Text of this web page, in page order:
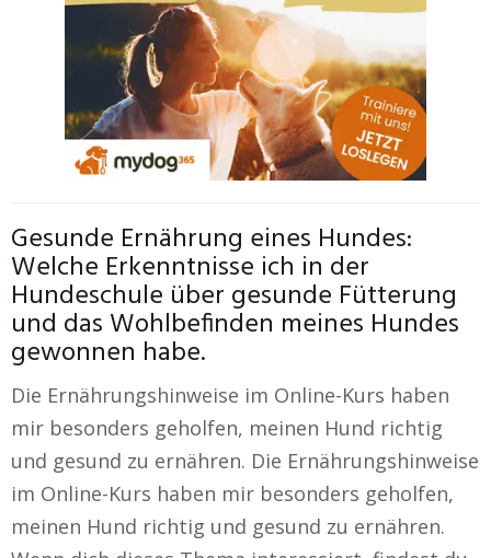
Gesunde Ernährung eines Hundes:
Welche Erkenntnisse ich in der
Hundeschule über gesunde Fütterung
und das Wohlbefinden meines Hundes
gewonnen habe.
Die Ernährungshinweise im Online-Kurs haben
mir besonders geholfen, meinen Hund richtig
und gesund zu ernähren. Die Ernährungshinweise
im Online-Kurs haben mir besonders geholfen,
meinen Hund richtig und gesund zu ernähren.